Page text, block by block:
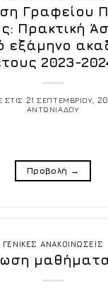
Γραφείου
Πρακτική
εξάμηνο
2023-
ΣΤΙΣ 21 ΣΕΠΤΕΜΒΡΙΟΥ,
ΑΝΤΩΝΙΑΔΟΥ
Προβολή →
ΓΕΝΙΚΕΣ ΑΝΑΚΟΙΝΩΣΕΙΣ